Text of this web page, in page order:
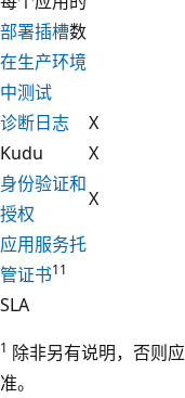
部署插槽数
在生产环境
中测试
诊断日志
X
Kudu
X
身份验证和
授权
X
应用服务托
管证书11
SLA
1 除非另有说明，否则
准。